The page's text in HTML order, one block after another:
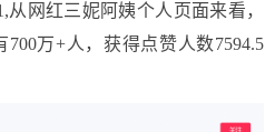
从网红三妮阿姨个人页面来看，
万+人，获得点赞人数7594.5